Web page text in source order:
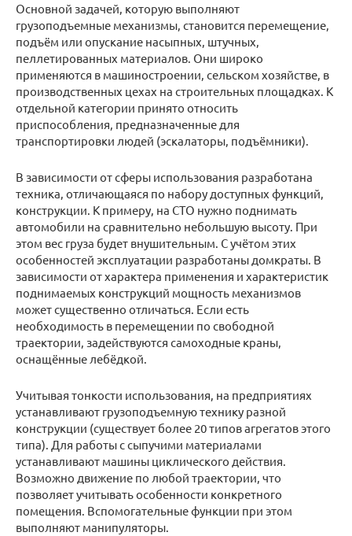
Основной задачей, которую выполняют
грузоподъемные механизмы, становится перемещение,
подъём или опускание насыпных, штучных,
пеллетированных материалов. Они широко
применяются в машиностроении, сельском хозяйстве, в
производственных цехах на строительных площадках. К
отдельной категории принято относить
приспособления, предназначенные для
транспортировки людей (эскалаторы, подъёмники).
В зависимости от сферы использования разработана
техника, отличающаяся по набору доступных функций,
конструкции. К примеру, на СТО нужно поднимать
автомобили на сравнительно небольшую высоту. При
этом вес груза будет внушительным. С учётом этих
особенностей эксплуатации разработаны домкраты. В
зависимости от характера применения и характеристик
поднимаемых конструкций мощность механизмов
может существенно отличаться. Если есть
необходимость в перемещении по свободной
траектории, задействуются самоходные краны,
оснащённые лебёдкой.
Учитывая тонкости использования, на предприятиях
устанавливают грузоподъемную технику разной
конструкции (существует более 20 типов агрегатов этого
типа). Для работы с сыпучими материалами
устанавливают машины циклического действия.
Возможно движение по любой траектории, что
позволяет учитывать особенности конкретного
помещения. Вспомогательные функции при этом
выполняют манипуляторы.